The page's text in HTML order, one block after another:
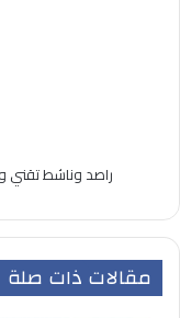
راصد وناشط تقني
مقالات ذات صلة